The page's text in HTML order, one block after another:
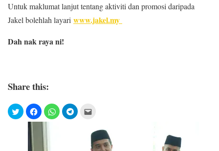
Untuk maklumat lanjut tentang aktiviti dan promosi daripada
Jakel bolehlah layari www.jakel.my
Dah nak raya ni!
Share this: